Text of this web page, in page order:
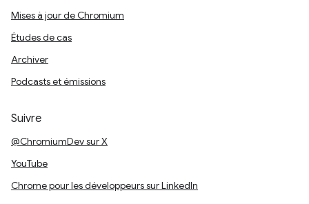
Mises à jour de Chromium
Études de cas
Archiver
Podcasts et émissions
Suivre
@ChromiumDev sur X
YouTube
Chrome pour les développeurs sur LinkedIn